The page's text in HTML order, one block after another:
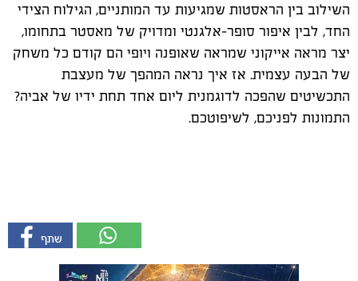
השילוב בין הראסטות שמגיעות עד המותניים, הגילוח הצידי
החד, לבין איפור סופר-אלגנטי ומדויק של מאסטר בתחומו,
יצר מראה אייקוני שמראה שאופנה ויופי הם קודם כל משחק
של הבעה עצמית. אז איך נראה המהפך של מעצבת
התכשיטים שהפכה לדוגמנית ליום אחד תחת ידיו של אביה?
התמונות לפניכם, לשיפוטכם.